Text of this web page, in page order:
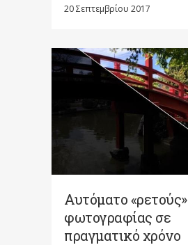
20 Σεπτεμβρίου 2017
Αυτόματο «ρετούς»
φωτογραφίας σε
πραγματικό χρόνο